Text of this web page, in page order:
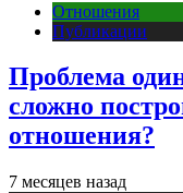
Отношения
Публикации
Проблема
сложно
отношения?
7 месяцев назад